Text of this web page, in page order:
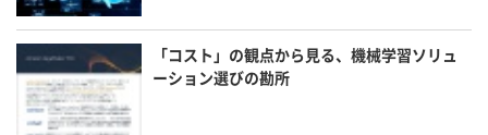
「コスト」の観点から見る、機械学習ソリュ
ーション選びの勘所